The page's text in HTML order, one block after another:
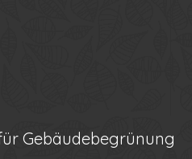
Gebäudebegrünung